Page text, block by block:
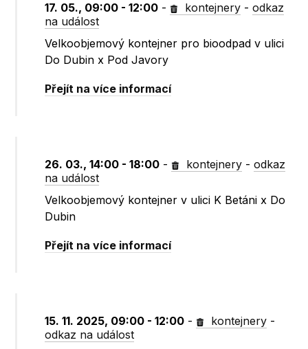
17. 05., 09:00 - 12:00 - kontejnery -odkaz
na událost
Velkoobjemový kontejner pro bioodpad v ulici
Do Dubin x Pod Javory
Přejít na více informací
26. 03., 14:00 - 18:00 - kontejnery -odkaz
na událost
Velkoobjemový kontejner v ulici K Betáni x Do
Dubin
Přejít na více informací
15. 11. 2025, 09:00 - 12:00 - kontejnery -
odkaz na událost